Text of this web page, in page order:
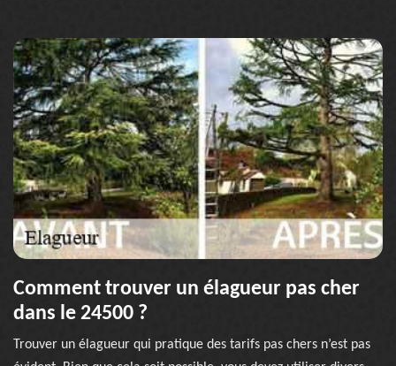
Comment trouver un élagueur pas cher
dans le 24500 ?
Trouver un élagueur qui pratique des tarifs pas chers n’est pas